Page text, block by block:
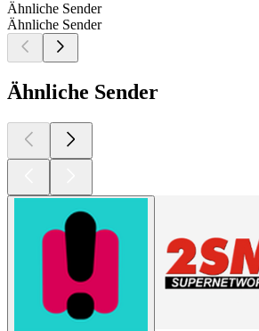
Ähnliche Sender
Ähnliche Sender
Ähnliche Sender